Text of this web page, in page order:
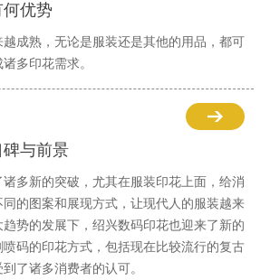
优势
成熟，无论是服装还是其他的用品，都可
多印花需求。
与前景
多新的突破，尤其在服装印花上面，给消
的图案和展现方式，让现代人的服装越来
势的发展下，绍兴数码印花也迎来了新的
码的印花方式，包括现在比较流行的复古
了诸多消费者的认可。